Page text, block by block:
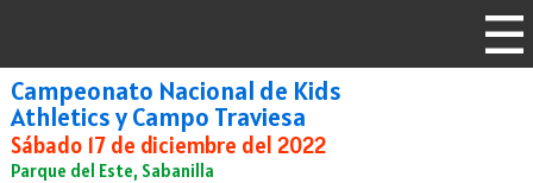
Campeonato Nacional de Kids
Athletics y Campo Traviesa
Sábado 17 de diciembre del 2022
Parque del Este, Sabanilla